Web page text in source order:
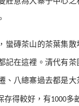
蠻磚茶山的茶葉集
記在這裡。清代有
、八總寨過去都是
存得較好，有1000多